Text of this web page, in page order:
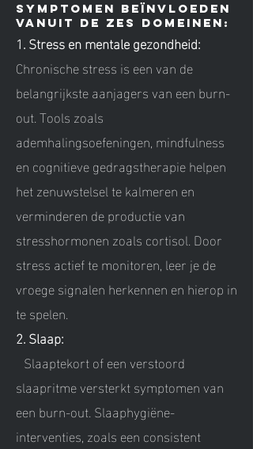
Symptomen beïnvloeden
vanuit de zes domeinen:
1. Stress en mentale gezondheid:
Chronische stress is een van de
belangrijkste aanjagers van een burn-
out. Tools zoals
ademhalingsoefeningen, mindfulness
en cognitieve gedragstherapie helpen
het zenuwstelsel te kalmeren en
verminderen de productie van
stresshormonen zoals cortisol. Door
stress actief te monitoren, leer je de
vroege signalen herkennen en hierop in
te spelen.
2. Slaap:
Slaaptekort of een verstoord
slaapritme versterkt symptomen van
een burn-out. Slaaphygiëne-
interventies, zoals een consistent